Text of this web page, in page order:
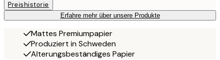
Preishistorie
Erfahre mehr über unsere Produkte
Mattes Premiumpapier
Produziert in Schweden
Alterungsbeständiges Papier